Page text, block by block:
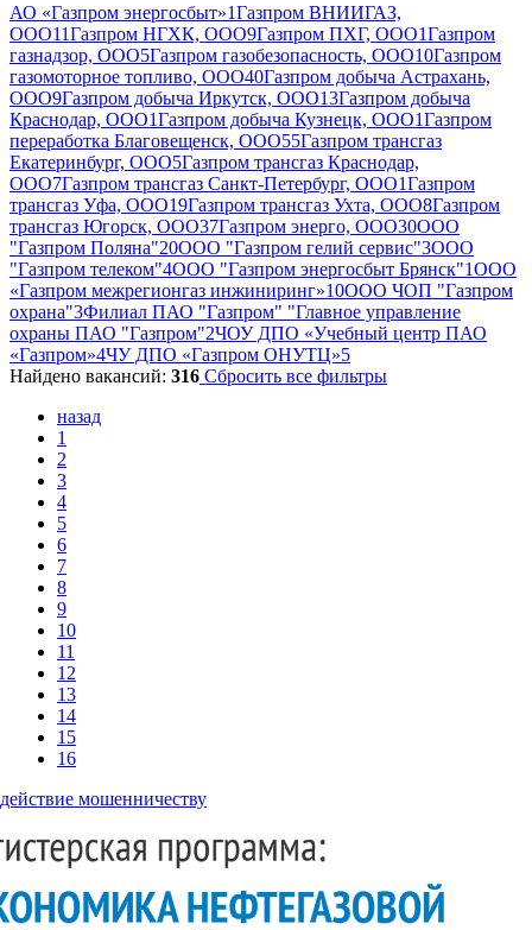
АО «Газпром энергосбыт»1Газпром ВНИИГАЗ,
ООО11Газпром НГХК, ООО9Газпром ПХГ, ООО1Газпром
газнадзор, ООО5Газпром газобезопасность, ООО10Газпром
газомоторное топливо, ООО40Газпром добыча Астрахань,
ООО9Газпром добыча Иркутск, ООО13Газпром добыча
Краснодар, ООО1Газпром добыча Кузнецк, ООО1Газпром
переработка Благовещенск, ООО55Газпром трансгаз
Екатеринбург, ООО5Газпром трансгаз Краснодар,
ООО7Газпром трансгаз Санкт-Петербург, ООО1Газпром
трансгаз Уфа, ООО19Газпром трансгаз Ухта, ООО8Газпром
трансгаз Югорск, ООО37Газпром энерго, ООО30ООО
"Газпром Поляна"20ООО "Газпром гелий сервис"3ООО
"Газпром телеком"4ООО "Газпром энергосбыт Брянск"1ООО
«Газпром межрегионгаз инжиниринг»10ООО ЧОП "Газпром
охрана"3Филиал ПАО "Газпром" "Главное управление
охраны ПАО "Газпром"2ЧОУ ДПО «Учебный центр ПАО
«Газпром»4ЧУ ДПО «Газпром ОНУТЦ»5
Найдено вакансий: 316 Сбросить все фильтры
назад
1
2
3
4
5
6
7
8
9
10
11
12
13
14
15
16
мошенничеству